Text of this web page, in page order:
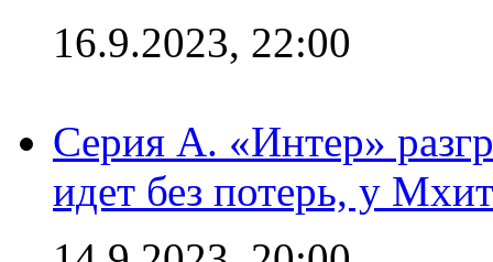
16.9.2023, 22:00
Серия А. «Интер»
идет без потерь, у